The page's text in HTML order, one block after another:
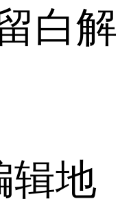
白解
辑地